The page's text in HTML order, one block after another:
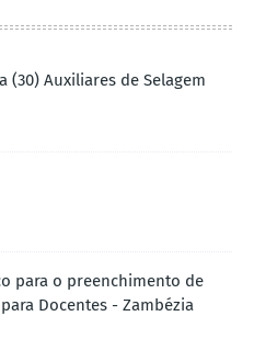
(30) Auxiliares de Selagem
para o preenchimento de
Docentes - Zambézia